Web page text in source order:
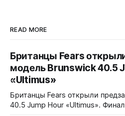
READ MORE
Британцы Fears
модель Brunswick 40.5
«Ultimus»
Британцы Fears открыли
40.5 Jump Hour «Ultimus».